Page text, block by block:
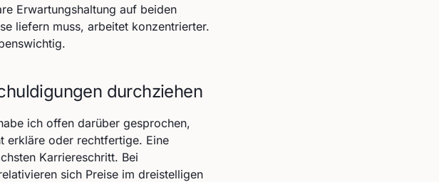
Erwartungshaltung auf beiden
liefern muss, arbeitet konzentrierter.
durchziehen
ich offen darüber gesprochen,
erkläre oder rechtfertige. Eine
Karriereschritt. Bei
sich Preise im dreistelligen